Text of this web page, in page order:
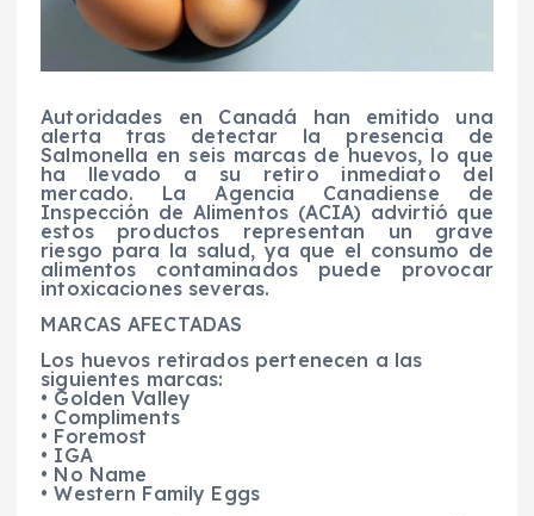
Autoridades en Canadá han emitido una
alerta tras detectar la presencia de
Salmonella en seis marcas de huevos, lo que
ha llevado a su retiro inmediato del
mercado. La Agencia Canadiense de
Inspección de Alimentos (ACIA) advirtió que
estos productos representan un grave
riesgo para la salud, ya que el consumo de
alimentos contaminados puede provocar
intoxicaciones severas.
MARCAS AFECTADAS
Los huevos retirados pertenecen a las
siguientes marcas:
• Golden Valley
• Compliments
• Foremost
• IGA
• No Name
• Western Family Eggs